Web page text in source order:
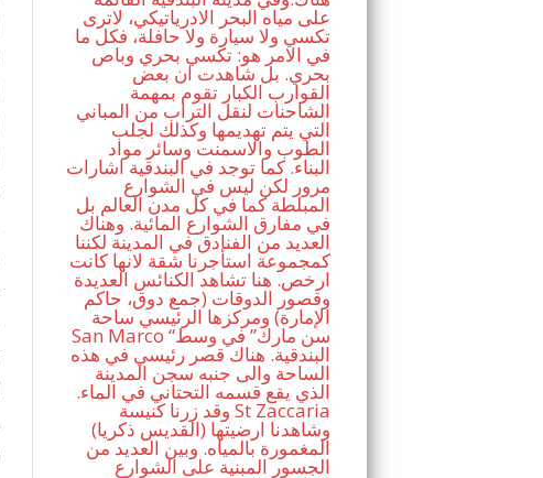
على مياه البحر الادرياتيكي، لاترى
تكسي ولا سيارة ولا حافلة، فكل ما
في الامر هو: تكسي بحري وباص
بحري. بل شاهدت ان بعض
القوارب الكبار تقوم بمهمة
الشاحنات لنقل التراب من المباني
التي يتم تهديمها وكذلك لجلب
الطوب والاسمنت وسائر مواد
البناء. كما توجد في البندقية اشارات
مرور لكن ليس في الشوارع
المبلطة كما في كل مدن العالم بل
في مفارق الشوارع المائية. وهناك
العديد من الفنادق في المدينة لكننا
كمجموعة استأجرنا شقة لانها كانت
ارخص. هنا تشاهد الكنائس العديدة
وقصور الدوقات (جمع دوق، حاكم
الإمارة) ومركزها الرئيسي ساحة
San Marco “سن مارك” في وسط
البندقية. هناك قصر رئيسي في هذه
الساحة والى جنبه سجن المدينة
الذي يقع قسمه التحتاني في الماء.
وقد زرنا كنيسة St Zaccaria
(القديس ذكريا) وشاهدنا ارضيتها
المغمورة بالمياه. وبين العديد من
الجسور المبنية على الشوارع